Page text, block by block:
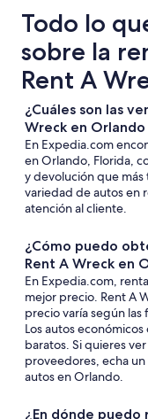
Todo lo
sobre la
Rent A
¿Cuáles son las
Wreck en Orlando
En Expedia.com
en Orlando, Florida,
y devolución que
variedad de autos en
atención al cliente.
¿Cómo puedo
Rent A Wreck en
En Expedia.com,
mejor precio. Rent A
precio varía según
Los autos
baratos. Si quieres
proveedores, echa
autos en Orlando.
¿En dónde